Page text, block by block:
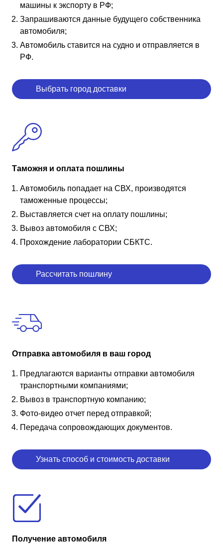
машины к экспорту в РФ;
Запрашиваются данные будущего собственника
автомобиля;
Автомобиль ставится на судно и отправляется в
РФ.
Выбрать город доставки
Таможня и оплата пошлины
Автомобиль попадает на СВХ, производятся
таможенные процессы;
Выставляется счет на оплату пошлины;
Вывоз автомобиля с СВХ;
Прохождение лаборатории СБКТС.
Рассчитать пошлину
Отправка автомобиля в ваш город
Предлагаются варианты отправки автомобиля
транспортными компаниями;
Вывоз в транспортную компанию;
Фото-видео отчет перед отправкой;
Передача сопровождающих документов.
Узнать способ и стоимость доставки
Получение автомобиля